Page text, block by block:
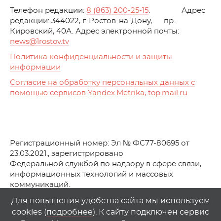
Телефон редакции: 8 (863) 200-25-15. Адрес
редакции: 344022, г. Ростов-на-Дону, пр.
Кировский, 40А. Адрес электронной почты:
news@1rostov.tv
Политика конфиденциальности и защиты
информации
Согласие на обработку персональных данных с
помощью сервисов Yandex.Metrika, top.mail.ru
Регистрационный номер: Эл № ФС77-80695 от
23.03.2021., зарегистрировано
Федеральной службой по надзору в сфере связи,
информационных технологий и массовых
коммуникаций.
© АО Телеканал «Первый Ростовский» (2021-2025)
Любое использование материалов сайта возможно
Для повышения удобства сайта мы используем
cookies (подробнее). К сайту подключен сервис